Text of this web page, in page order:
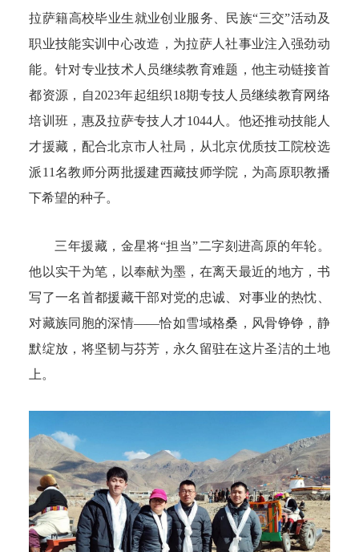
拉萨籍高校毕业生就业创业服务、民族“三交”活动及
职业技能实训中心改造，为拉萨人社事业注入强劲动
能。针对专业技术人员继续教育难题，他主动链接首
都资源，自2023年起组织18期专技人员继续教育网络
培训班，惠及拉萨专技人才1044人。他还推动技能人
才援藏，配合北京市人社局，从北京优质技工院校选
派11名教师分两批援建西藏技师学院，为高原职教播
下希望的种子。
三年援藏，金星将“担当”二字刻进高原的年轮。
他以实干为笔，以奉献为墨，在离天最近的地方，书
写了一名首都援藏干部对党的忠诚、对事业的热忱、
对藏族同胞的深情——恰如雪域格桑，风骨铮铮，静
默绽放，将坚韧与芬芳，永久留驻在这片圣洁的土地
上。